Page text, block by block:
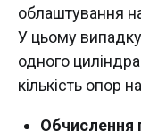
облаштування
У цьому
одного
кількість опор
Обчислення